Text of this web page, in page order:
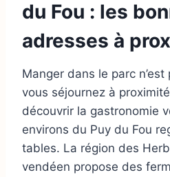
du Fou : les
adresses à
Manger dans le parc
vous séjournez à
découvrir la gastronomie
environs du Puy du Fou
tables. La région des
vendéen propose des